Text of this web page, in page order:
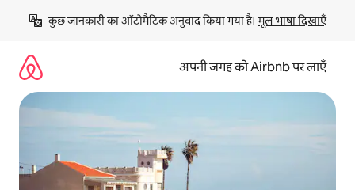
छोड़कर
कॉन्टेंट
कुछ जानकारी का ऑटोमैटिक अनुवाद किया गया है। मूल भाषा दिखाएँ
अपनी जगह को Airbnb पर लाएँ